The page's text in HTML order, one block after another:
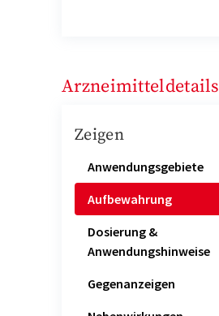
Arzneimitteldetails
Zeigen
Anwendungsgebiete
Aufbewahrung
Dosierung &
Anwendungshinweise
Gegenanzeigen